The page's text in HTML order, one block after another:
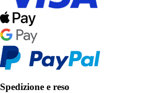
Spedizione e reso